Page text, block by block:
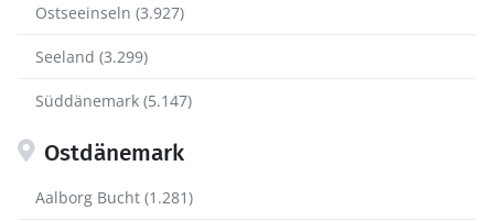
Ostseeinseln (3.927)
Seeland (3.299)
Süddänemark (5.147)
Ostdänemark
Aalborg Bucht (1.281)